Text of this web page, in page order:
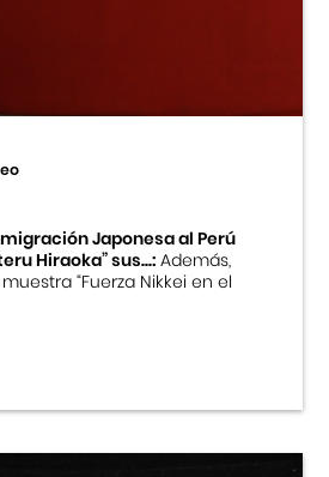
Japonesa
Japonés
Japonesa al Perú
Hiraoka” sus...:Además,
“Fuerza Nikkei en el